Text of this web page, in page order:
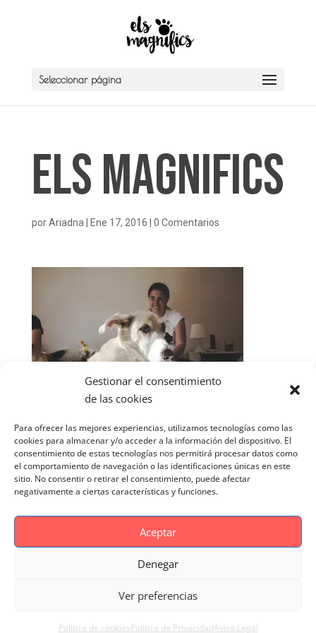
Gestionar el consentimiento
de las cookies
Para ofrecer las mejores experiencias, utilizamos tecnologías como las
cookies para almacenar y/o acceder a la información del dispositivo. El
consentimiento de estas tecnologías nos permitirá procesar datos como
el comportamiento de navegación o las identificaciones únicas en este
sitio. No consentir o retirar el consentimiento, puede afectar
negativamente a ciertas características y funciones.
Aceptar
Denegar
Ver preferencias
Politica de cookiesPolitica de PrivacidadAviso Legal
Seleccionar página
Els Magnifics
porAriadna Ene 17, 2016 0 Comentarios
Politica de Privacidad
Reportaje Magnific